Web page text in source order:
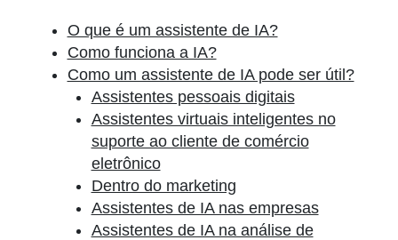
O que é um assistente de IA?
Como funciona a IA?
Como um assistente de IA pode ser útil?
Assistentes pessoais digitais
Assistentes virtuais inteligentes no
suporte ao cliente de comércio
eletrônico
Dentro do marketing
Assistentes de IA nas empresas
Assistentes de IA na análise de